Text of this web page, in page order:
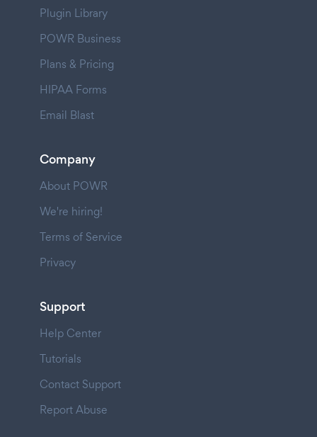
Plugin Library
POWR Business
Plans & Pricing
HIPAA Forms
Email Blast
Company
About POWR
We're hiring!
Terms of Service
Privacy
Support
Help Center
Tutorials
Contact Support
Report Abuse